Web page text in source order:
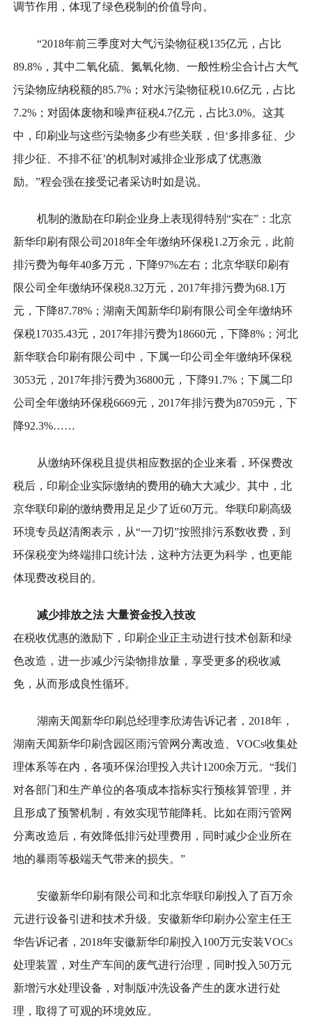
调节作用，体现了绿色税制的价值导向。
“2018年前三季度对大气污染物征税135亿元，占比
89.8%，其中二氧化硫、氮氧化物、一般性粉尘合计占大气
污染物应纳税额的85.7%；对水污染物征税10.6亿元，占比
7.2%；对固体废物和噪声征税4.7亿元，占比3.0%。这其
中，印刷业与这些污染物多少有些关联，但‘多排多征、少
排少征、不排不征’的机制对减排企业形成了优惠激
励。”程会强在接受记者采访时如是说。
机制的激励在印刷企业身上表现得特别“实在”：北京
新华印刷有限公司2018年全年缴纳环保税1.2万余元，此前
排污费为每年40多万元，下降97%左右；北京华联印刷有
限公司全年缴纳环保税8.32万元，2017年排污费为68.1万
元，下降87.78%；湖南天闻新华印刷有限公司全年缴纳环
保税17035.43元，2017年排污费为18660元，下降8%；河北
新华联合印刷有限公司中，下属一印公司全年缴纳环保税
3053元，2017年排污费为36800元，下降91.7%；下属二印
公司全年缴纳环保税6669元，2017年排污费为87059元，下
降92.3%……
从缴纳环保税且提供相应数据的企业来看，环保费改
税后，印刷企业实际缴纳的费用的确大大减少。其中，北
京华联印刷的缴纳费用足足少了近60万元。华联印刷高级
环境专员赵清阁表示，从“一刀切”按照排污系数收费，到
环保税变为终端排口统计法，这种方法更为科学，也更能
体现费改税目的。
减少排放之法 大量资金投入技改
在税收优惠的激励下，印刷企业正主动进行技术创新和绿
色改造，进一步减少污染物排放量，享受更多的税收减
免，从而形成良性循环。
湖南天闻新华印刷总经理李欣涛告诉记者，2018年，
湖南天闻新华印刷含园区雨污管网分离改造、VOCs收集处
理体系等在内，各项环保治理投入共计1200余万元。“我们
对各部门和生产单位的各项成本指标实行预核算管理，并
且形成了预警机制，有效实现节能降耗。比如在雨污管网
分离改造后，有效降低排污处理费用，同时减少企业所在
地的暴雨等极端天气带来的损失。”
安徽新华印刷有限公司和北京华联印刷投入了百万余
元进行设备引进和技术升级。安徽新华印刷办公室主任王
华告诉记者，2018年安徽新华印刷投入100万元安装VOCs
处理装置，对生产车间的废气进行治理，同时投入50万元
新增污水处理设备，对制版冲洗设备产生的废水进行处
理，取得了可观的环境效应。